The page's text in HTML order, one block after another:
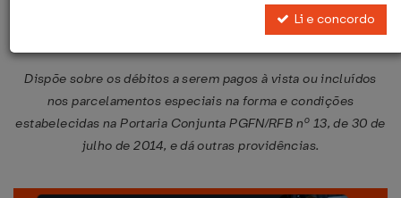
Dispõe sobre os débitos a serem pagos à vista ou incluídos
nos parcelamentos especiais na forma e condições
estabelecidas na Portaria Conjunta PGFN/RFB nº 13, de 30 de
julho de 2014, e dá outras providências.
Li e concordo